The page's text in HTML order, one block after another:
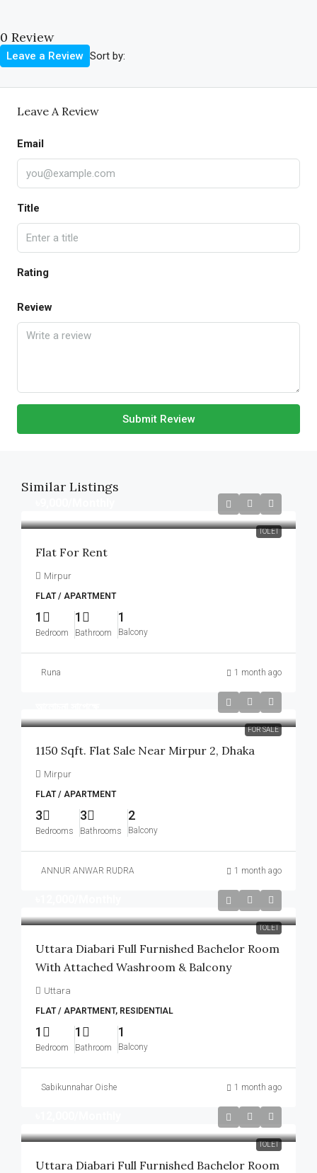
0 Review
Sort by:
Leave a Review
Leave A Review
Email
Title
Rating
Review
Submit Review
Similar Listings
TOLET
Flat For Rent
Mirpur
FLAT / APARTMENT
1
Bedroom
1
Bathroom
1
Balcony
Runa 1 month ago
FOR SALE
1150 Sqft. Flat Sale Near Mirpur 2, Dhaka
Mirpur
FLAT / APARTMENT
3
Bedrooms
3
Bathrooms
2
Balcony
ANNUR ANWAR RUDRA 1 month ago
TOLET
Uttara Diabari Full Furnished Bachelor Room
With Attached Washroom & Balcony
Uttara
FLAT / APARTMENT, RESIDENTIAL
1
Bedroom
1
Bathroom
1
Balcony
Sabikunnahar Oishe 1 month ago
TOLET
Uttara Diabari Full Furnished Bachelor Room